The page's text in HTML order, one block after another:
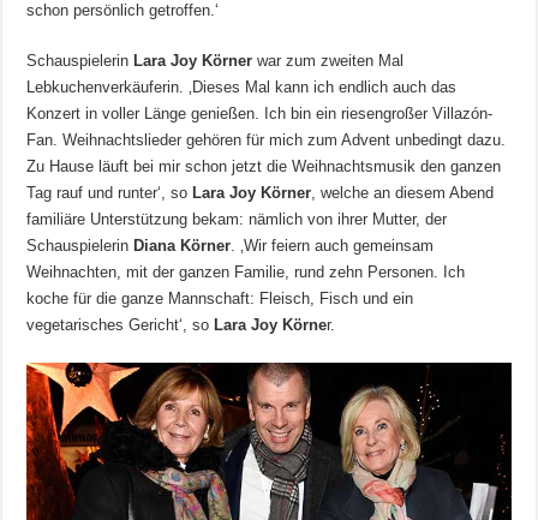
schon persönlich getroffen.‘
Schauspielerin Lara Joy Körner war zum zweiten Mal
Lebkuchenverkäuferin. ‚Dieses Mal kann ich endlich auch das
Konzert in voller Länge genießen. Ich bin ein riesengroßer Villazón-
Fan. Weihnachtslieder gehören für mich zum Advent unbedingt dazu.
Zu Hause läuft bei mir schon jetzt die Weihnachtsmusik den ganzen
Tag rauf und runter‘, so Lara Joy Körner, welche an diesem Abend
familiäre Unterstützung bekam: nämlich von ihrer Mutter, der
Schauspielerin Diana Körner. ‚Wir feiern auch gemeinsam
Weihnachten, mit der ganzen Familie, rund zehn Personen. Ich
koche für die ganze Mannschaft: Fleisch, Fisch und ein
vegetarisches Gericht‘, so Lara Joy Körner.